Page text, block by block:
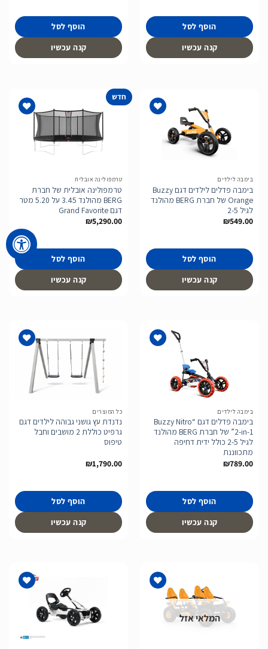
הוסף לסל
קנה עכשיו
הוסף לסל
קנה עכשיו
בימבה לילדים
בימבה פדלים לילדים דגם Buzzy
Orange של חברת BERG מהולנד
לגיל 2-5
₪549.00
הוסף לסל
קנה עכשיו
חדש
טרמפולינה אובלית
טרמפולינה אובלית של חברת
BERG מהולנד 3.45 על 5.20 מטר
דגם Grand Favorite
₪5,290.00
הוסף לסל
קנה עכשיו
בימבה לילדים
בימבה פדלים דגם “Buzzy Nitro
2-in-1” של חברת BERG מהולנד
לגיל 2-5 כולל ידית דחיפה
מתכווננת
₪789.00
הוסף לסל
קנה עכשיו
לרשימת
המשאלות
כל המוצרים
נדנדת עץ גושני גבוהה לילדים דגם
גרפיט כוללת 2 מושבים וחבל
טיפוס
₪1,790.00
הוסף לסל
קנה עכשיו
המלאי אזל
המשאלות